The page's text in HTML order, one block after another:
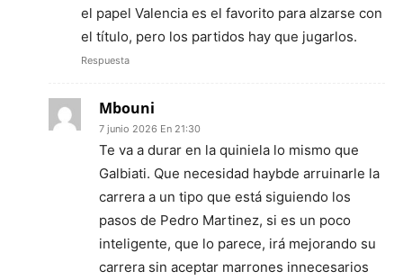
el papel Valencia es el favorito para alzarse con
el título, pero los partidos hay que jugarlos.
Respuesta
Mbouni
7 junio 2026 En 21:30
Te va a durar en la quiniela lo mismo que
Galbiati. Que necesidad haybde arruinarle la
carrera a un tipo que está siguiendo los
pasos de Pedro Martinez, si es un poco
inteligente, que lo parece, irá mejorando su
carrera sin aceptar marrones innecesarios